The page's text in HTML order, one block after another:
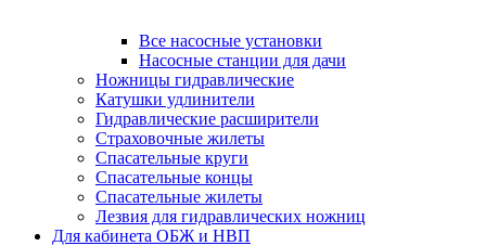
Все насосные установки
Насосные станции для дачи
Ножницы гидравлические
Катушки удлинители
Гидравлические расширители
Страховочные жилеты
Спасательные круги
Спасательные концы
Спасательные жилеты
Лезвия для гидравлических ножниц
Для кабинета ОБЖ и НВП